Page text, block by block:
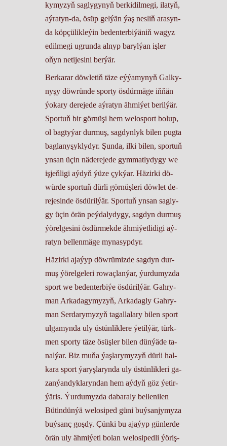
ky­my­zyň sag­ly­gy­nyň ber­ki­dil­me­gi, ila­tyň,
aý­ra­tyn-da, ösüp gel­ýän ýaş nes­liň ara­syn­
da köp­çü­lik­le­ýin be­den­ter­bi­ýä­niň wa­gyz
edil­me­gi ug­run­da al­nyp ba­ryl­ýan iş­ler
oňyn ne­ti­je­si­ni ber­ýär.
Ber­ka­rar döw­le­tiň tä­ze eý­ýa­my­nyň Gal­ky­
ny­şy döw­rün­de spor­ty ös­dür­mä­ge iň­ňän
ýo­ka­ry de­re­je­de aý­ra­tyn äh­mi­ýet be­ril­ýär.
Spor­tuň bir gör­nü­şi hem we­los­port bo­lup,
ol bag­ty­ýar dur­muş, sag­dyn­lyk bi­len pug­ta
bag­la­ny­şyk­ly­dyr. Şun­da, il­ki bi­len, spor­tuň
yn­san üçin nä­de­re­je­de gym­mat­ly­dygy we
iş­jeň­li­gi aý­dyň ýü­ze çyk­ýar. Hä­zir­ki dö­
wür­de spor­tuň dür­li gör­nüş­le­ri döw­let de­
re­je­sin­de ös­dü­ril­ýär. Spor­tuň yn­san sag­ly­
gy üçin örän peý­da­ly­dy­gy, sag­dyn dur­muş
ýö­rel­ge­si­ni ös­dür­mek­de äh­mi­ýet­li­di­gi aý­
ra­tyn bel­len­mä­ge my­na­syp­dyr.
Hä­zir­ki aja­ýyp döw­rü­miz­de sag­dyn dur­
muş ýö­rel­ge­le­ri ro­waç­lan­ýar, ýur­du­myz­da
sport we be­den­ter­bi­ýe ös­dü­ril­ýär. Gah­ry­
man Ar­ka­da­gy­my­zyň, Ar­ka­dag­ly Gah­ry­
man Ser­da­ry­my­zyň ta­gal­la­lary bi­len sport
ul­ga­myn­da uly üs­tün­lik­le­re ýe­til­ýär, türk­
men spor­ty tä­ze ösüş­ler bi­len dün­ýä­de ta­
nal­ýar. Biz mu­ňa ýaş­la­ry­my­zyň dür­li hal­
ka­ra sport ýa­ryş­la­ryn­da uly üs­tün­lik­le­ri ga­
zan­ýan­dyk­la­ryn­dan hem aý­dyň göz ýe­tir­
ýä­ris. Ýur­du­myz­da da­ba­ra­ly bel­le­ni­len
Bü­tin­dün­ýä we­lo­si­ped gü­ni buý­san­jy­my­za
buý­sanç goş­dy. Çün­ki bu aja­ýyp gün­ler­de
örän uly äh­mi­ýe­ti bo­lan we­lo­si­ped­li ýö­riş­